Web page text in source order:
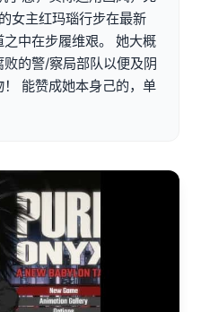
女主红玛瑙行步在最新
中在步履维艰。 她大概
的警/察局部队以便及阴
能赞成她本身己的，单